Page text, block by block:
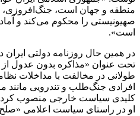
خود را در حد معقولی برطرف
اصول، آرمان‌ها و اهداف راهبردی
جامع با آمریکا شد».
ادبیات غیرواقعی معاون
روزنامه ایران درباره مذاکرات
حالی است که ارسال پالس‌های
دولت ترامپ، در معنای واقعی
ابتکار عمل برای مذاکره